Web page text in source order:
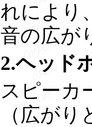
れにより
音の広が
2.ヘッド
スピーカ
（広が